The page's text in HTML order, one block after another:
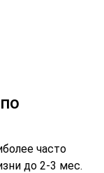
часто
до 2-3 мес.